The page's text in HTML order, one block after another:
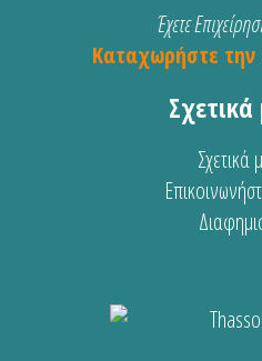
Έχετε
Καταχωρήστε την
Σχετικά